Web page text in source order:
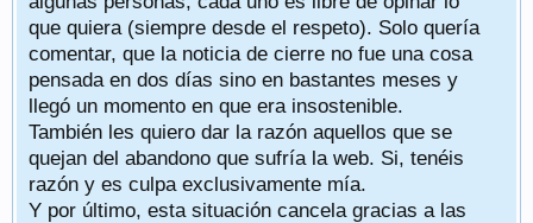
que quiera (siempre desde el respeto). Solo quería
comentar, que la noticia de cierre no fue una cosa
pensada en dos días sino en bastantes meses y
llegó un momento en que era insostenible.
También les quiero dar la razón aquellos que se
quejan del abandono que sufría la web. Si, tenéis
razón y es culpa exclusivamente mía.
Y por último, esta situación cancela gracias a las